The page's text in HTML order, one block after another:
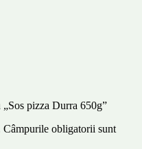
pizza Durra 650g”
Câmpurile obligatorii sunt